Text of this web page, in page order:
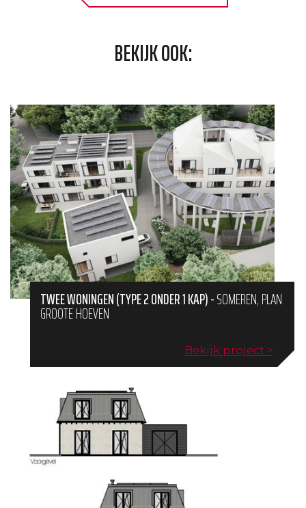
BEKIJK OOK:
TWEE WONINGEN (TYPE 2 ONDER 1 KAP)-SOMEREN, PLAN
GROOTE HOEVEN
Bekijk project >